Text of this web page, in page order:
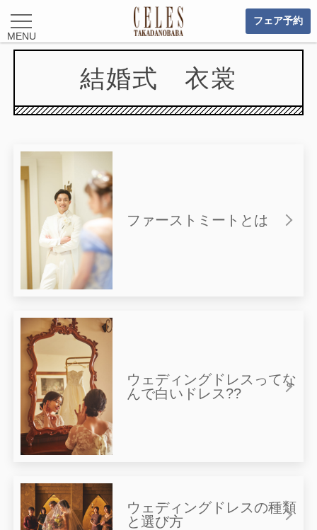
MENU
フェア予約
結婚式 衣裳
ファーストミートとは
ウェディングドレスってな
んで白いドレス??
ウェディングドレスの種類
と選び方